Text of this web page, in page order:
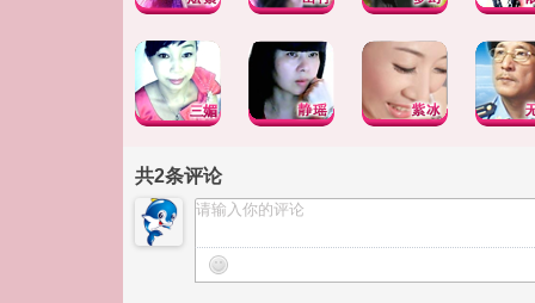
共2条评论